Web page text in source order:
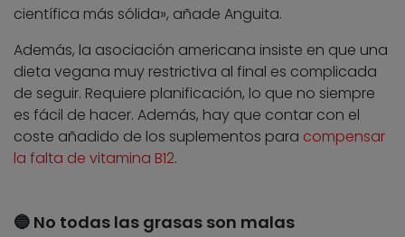
científica más sólida», añade Anguita.
Además, la asociación americana insiste en que una
dieta vegana muy restrictiva al final es complicada
de seguir. Requiere planificación, lo que no siempre
es fácil de hacer. Además, hay que contar con el
coste añadido de los suplementos para compensar
la falta de vitamina B12.
🔵 No todas las grasas son malas